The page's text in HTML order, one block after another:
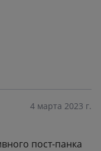
Оноре,
немало
Если
и эту книгу, то
для
4 марта 2023 г.
пост-панка